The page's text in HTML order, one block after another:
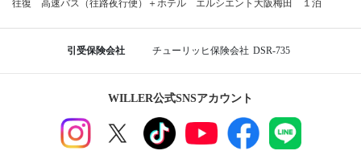
往復 高速バス（往路夜行便）＋ホテル エルシエント大阪梅田 １泊
引受保険会社 チューリッヒ保険会社 DSR-735
WILLER公式SNSアカウント